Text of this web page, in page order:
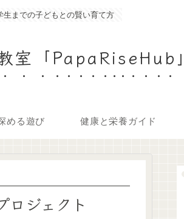
生までの子どもとの賢い育て方
室「PapaRiseHub」
める遊び 健康と栄養ガイド
ジェクト